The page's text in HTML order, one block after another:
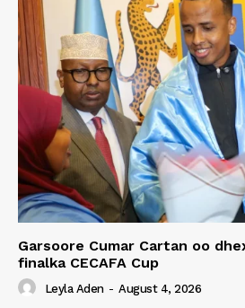
Garsoore Cumar Cartan oo
finalka CECAFA Cup
Leyla Aden - August 4, 2026